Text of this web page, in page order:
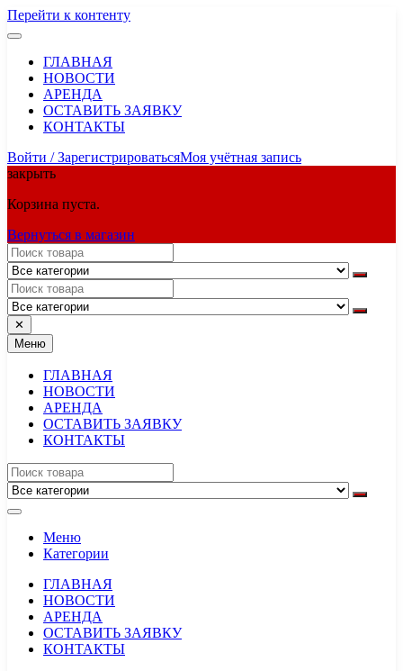
Перейти к контенту
ГЛАВНАЯ
НОВОСТИ
АРЕНДА
ОСТАВИТЬ ЗАЯВКУ
КОНТАКТЫ
Войти / ЗарегистрироватьсяМоя учётная запись
закрыть
Корзина пуста.
Вернуться в магазин
✕
Меню
ГЛАВНАЯ
НОВОСТИ
АРЕНДА
ОСТАВИТЬ ЗАЯВКУ
КОНТАКТЫ
Меню
Категории
ГЛАВНАЯ
НОВОСТИ
АРЕНДА
ОСТАВИТЬ ЗАЯВКУ
КОНТАКТЫ